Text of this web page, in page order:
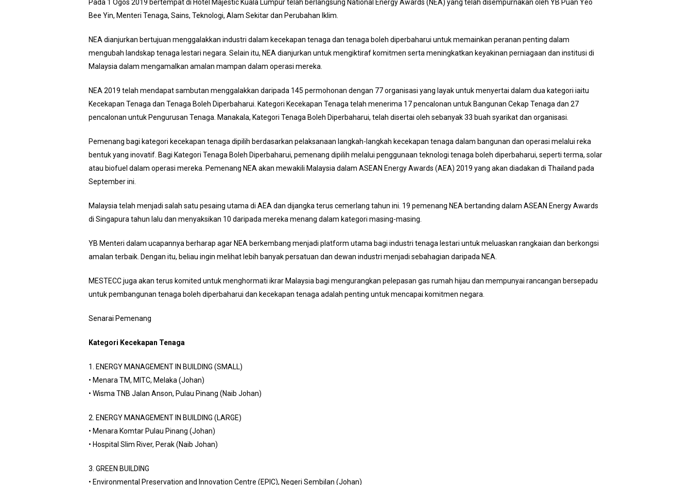
Pada 1 Ogos 2019 bertempat di Hotel Majestic Kuala Lumpur telah berlangsung National Energy Awards (NEA) yang telah disempurnakan oleh YB Puan Yeo
Bee Yin, Menteri Tenaga, Sains, Teknologi, Alam Sekitar dan Perubahan Iklim.
NEA dianjurkan bertujuan menggalakkan industri dalam kecekapan tenaga dan tenaga boleh diperbaharui untuk memainkan peranan penting dalam
mengubah landskap tenaga lestari negara. Selain itu, NEA dianjurkan untuk mengiktiraf komitmen serta meningkatkan keyakinan perniagaan dan institusi di
Malaysia dalam mengamalkan amalan mampan dalam operasi mereka.
NEA 2019 telah mendapat sambutan menggalakkan daripada 145 permohonan dengan 77 organisasi yang layak untuk menyertai dalam dua kategori iaitu
Kecekapan Tenaga dan Tenaga Boleh Diperbaharui. Kategori Kecekapan Tenaga telah menerima 17 pencalonan untuk Bangunan Cekap Tenaga dan 27
pencalonan untuk Pengurusan Tenaga. Manakala, Kategori Tenaga Boleh Diperbaharui, telah disertai oleh sebanyak 33 buah syarikat dan organisasi.
Pemenang bagi kategori kecekapan tenaga dipilih berdasarkan pelaksanaan langkah-langkah kecekapan tenaga dalam bangunan dan operasi melalui reka
bentuk yang inovatif. Bagi Kategori Tenaga Boleh Diperbaharui, pemenang dipilih melalui penggunaan teknologi tenaga boleh diperbaharui, seperti terma, solar
atau biofuel dalam operasi mereka. Pemenang NEA akan mewakili Malaysia dalam ASEAN Energy Awards (AEA) 2019 yang akan diadakan di Thailand pada
September ini.
Malaysia telah menjadi salah satu pesaing utama di AEA dan dijangka terus cemerlang tahun ini. 19 pemenang NEA bertanding dalam ASEAN Energy Awards
di Singapura tahun lalu dan menyaksikan 10 daripada mereka menang dalam kategori masing-masing.
YB Menteri dalam ucapannya berharap agar NEA berkembang menjadi platform utama bagi industri tenaga lestari untuk meluaskan rangkaian dan berkongsi
amalan terbaik. Dengan itu, beliau ingin melihat lebih banyak persatuan dan dewan industri menjadi sebahagian daripada NEA.
MESTECC juga akan terus komited untuk menghormati ikrar Malaysia bagi mengurangkan pelepasan gas rumah hijau dan mempunyai rancangan bersepadu
untuk pembangunan tenaga boleh diperbaharui dan kecekapan tenaga adalah penting untuk mencapai komitmen negara.
Senarai Pemenang
Kategori Kecekapan Tenaga
1. ENERGY MANAGEMENT IN BUILDING (SMALL)
• Menara TM, MITC, Melaka (Johan)
• Wisma TNB Jalan Anson, Pulau Pinang (Naib Johan)
2. ENERGY MANAGEMENT IN BUILDING (LARGE)
• Menara Komtar Pulau Pinang (Johan)
• Hospital Slim River, Perak (Naib Johan)
3. GREEN BUILDING
• Environmental Preservation and Innovation Centre (EPIC), Negeri Sembilan (Johan)